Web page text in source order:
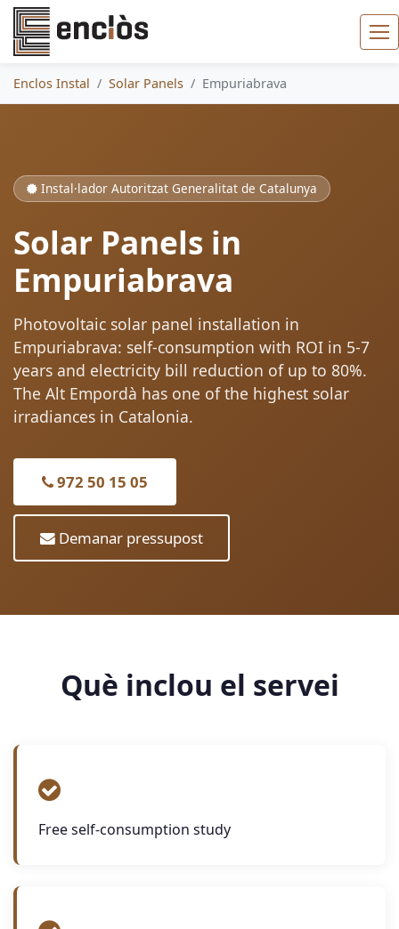
Enclos Instal Solar Panels Empuriabrava
Instal·lador Autoritzat Generalitat de Catalunya
Solar Panels in
Empuriabrava
Photovoltaic solar panel installation in
Empuriabrava: self-consumption with ROI in 5-7
years and electricity bill reduction of up to 80%.
The Alt Empordà has one of the highest solar
irradiances in Catalonia.
972 50 15 05
Demanar pressupost
Què inclou el servei
Free self-consumption study